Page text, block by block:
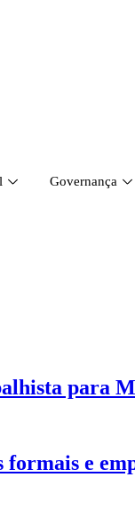
Governança
para
formais e